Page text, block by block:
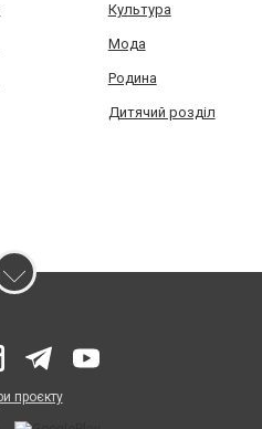
Культура
Мода
Родина
Дитячий розділ
проєкту